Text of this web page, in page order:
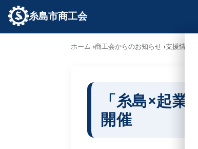
糸島市商工会
ホーム 商工会からのお知らせ 支援情報
「糸島×起
開催